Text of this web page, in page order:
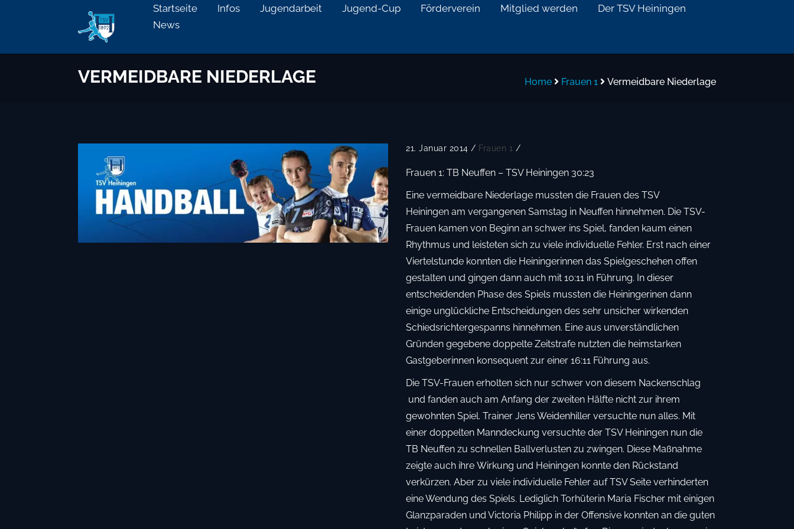
Startseite Infos Jugendarbeit Jugend-Cup Förderverein Mitglied werden
Der TSV Heiningen
News
VERMEIDBARE NIEDERLAGE Home Frauen 1 Vermeidbare Niederlage
21. Januar 2014 / Frauen 1 /
Frauen 1: TB Neuffen – TSV Heiningen 30:23
Eine vermeidbare Niederlage mussten die Frauen des TSV
Heiningen am vergangenen Samstag in Neuffen hinnehmen. Die TSV-
Frauen kamen von Beginn an schwer ins Spiel, fanden kaum einen
Rhythmus und leisteten sich zu viele individuelle Fehler. Erst nach einer
Viertelstunde konnten die Heiningerinnen das Spielgeschehen offen
gestalten und gingen dann auch mit 10:11 in Führung. In dieser
entscheidenden Phase des Spiels mussten die Heiningerinen dann
einige unglückliche Entscheidungen des sehr unsicher wirkenden
Schiedsrichtergespanns hinnehmen. Eine aus unverständlichen
Gründen gegebene doppelte Zeitstrafe nutzten die heimstarken
Gastgeberinnen konsequent zur einer 16:11 Führung aus.
Die TSV-Frauen erholten sich nur schwer von diesem Nackenschlag
und fanden auch am Anfang der zweiten Hälfte nicht zur ihrem
gewohnten Spiel. Trainer Jens Weidenhiller versuchte nun alles. Mit
einer doppelten Manndeckung versuchte der TSV Heiningen nun die
TB Neuffen zu schnellen Ballverlusten zu zwingen. Diese Maßnahme
zeigte auch ihre Wirkung und Heiningen konnte den Rückstand
verkürzen. Aber zu viele individuelle Fehler auf TSV Seite verhinderten
eine Wendung des Spiels. Lediglich Torhüterin Maria Fischer mit einigen
Glanzparaden und Victoria Philipp in der Offensive konnten an die guten